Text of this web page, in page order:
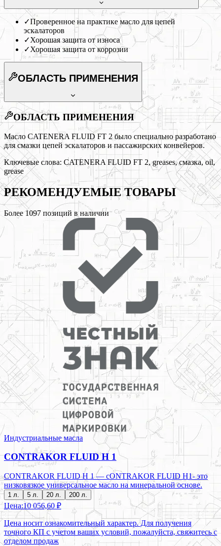
✓Проверенное на практике масло для цепей
эскалаторов
✓Хорошая защита от износа
✓Хорошая защита от коррозии
ОБЛАСТЬ ПРИМЕНЕНИЯ
ОБЛАСТЬ ПРИМЕНЕНИЯ
Масло CATENERA FLUID FT 2 было специально разработано
для смазки цепей эскалаторов и пассажирских конвейеров.
Ключевые слова: CATENERA FLUID FT 2, greases, смазка, oil,
grease
РЕКОМЕНДУЕМЫЕТОВАРЫ
Более1097 позиций в наличии
Индустриальные масла
CONTRAKOR FLUID H 1
CONTRAKOR FLUID H 1 — cONTRAKOR FLUID H1- это
низковязкое универсальное масло на минеральной основе.
1 л. 5 л. 20 л. 200 л.
Цена:10 056,60 ₽
Цена носит ознакомительный характер. Для получения
точного КП с учетом ваших условий, пожалуйста, свяжитесь с
отделом продаж